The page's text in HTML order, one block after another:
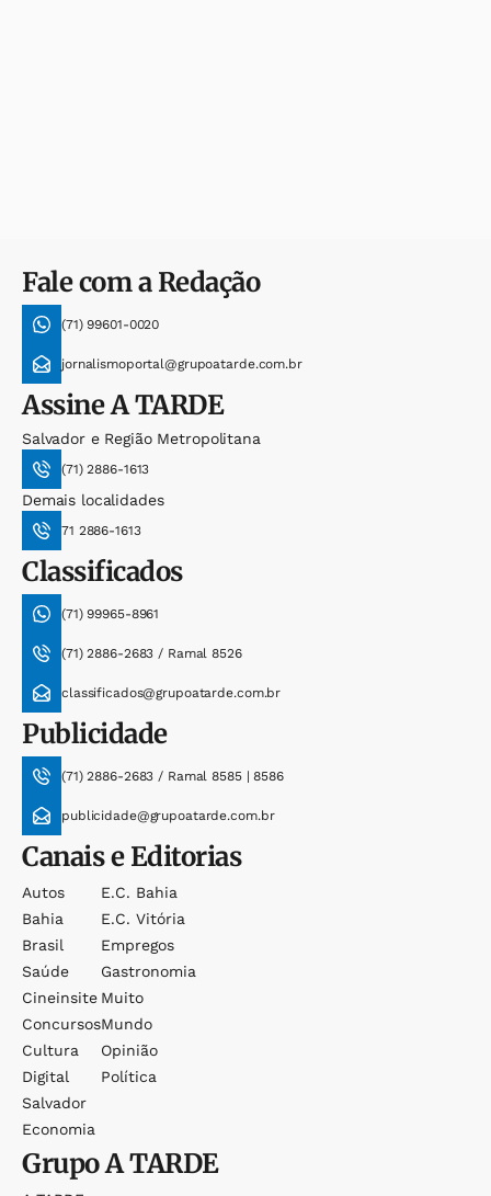
Fale com a Redação
(71) 99601-0020
jornalismoportal@grupoatarde.com.br
AssineA TARDE
Salvador e Região Metropolitana
(71) 2886-1613
Demais localidades
71 2886-1613
Classificados
(71) 99965-8961
(71) 2886-2683 / Ramal 8526
classificados@grupoatarde.com.br
Publicidade
(71) 2886-2683 / Ramal 8585 | 8586
publicidade@grupoatarde.com.br
Canais e Editorias
Autos
Bahia
Brasil
Saúde
Cineinsite
Concursos
Cultura
Digital
Salvador
Economia
E.c. Bahia
E.c. Vitória
Empregos
Gastronomia
Muito
Mundo
Opinião
Política
GrupoA TARDE